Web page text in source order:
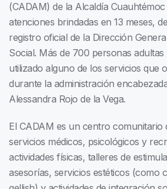
(CADAM) de la Alcaldía
atenciones brindadas en 13 meses,
registro oficial de la Dirección
Social. Más de 700 personas
utilizado alguno de los servicios que
durante la administración
Alessandra Rojo de la Vega.
El CADAM es un centro comunitario
servicios médicos, psicológicos y
actividades físicas, talleres de
asesorías, servicios estéticos (como